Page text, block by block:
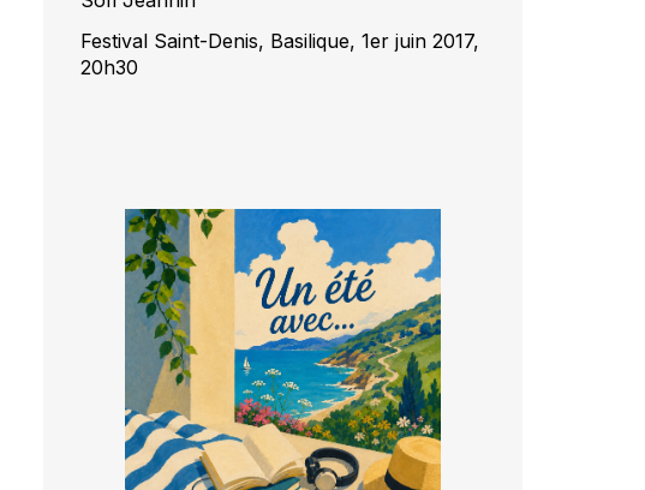
Festival Saint-Denis, Basilique, 1er juin 2017,
20h30